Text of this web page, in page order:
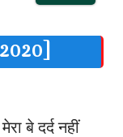
बे दर्द नहीं